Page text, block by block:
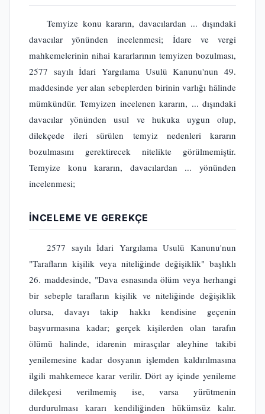
Temyize konu kararın, davacılardan ... dışındaki
davacılar yönünden incelenmesi; İdare ve vergi
mahkemelerinin nihai kararlarının temyizen bozulması,
2577 sayılı İdari Yargılama Usulü Kanunu'nun 49.
maddesinde yer alan sebeplerden birinin varlığı hâlinde
mümkündür. Temyizen incelenen kararın, ... dışındaki
davacılar yönünden usul ve hukuka uygun olup,
dilekçede ileri sürülen temyiz nedenleri kararın
bozulmasını gerektirecek nitelikte görülmemiştir.
Temyize konu kararın, davacılardan ... yönünden
incelenmesi;
İNCELEME VE GEREKÇE
2577 sayılı İdari Yargılama Usulü Kanunu'nun
"Tarafların kişilik veya niteliğinde değişiklik" başlıklı
26. maddesinde, "Dava esnasında ölüm veya herhangi
bir sebeple tarafların kişilik ve niteliğinde değişiklik
olursa, davayı takip hakkı kendisine geçenin
başvurmasına kadar; gerçek kişilerden olan tarafın
ölümü halinde, idarenin mirasçılar aleyhine takibi
yenilemesine kadar dosyanın işlemden kaldırılmasına
ilgili mahkemece karar verilir. Dört ay içinde yenileme
dilekçesi verilmemiş ise, varsa yürütmenin
durdurulması kararı kendiliğinden hükümsüz kalır.